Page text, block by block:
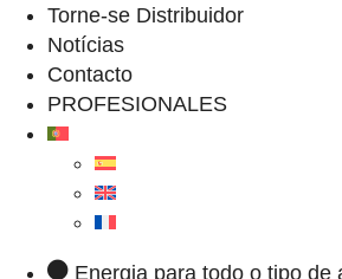
Torne-se Distribuidor
Notícias
Contacto
PROFESIONALES
Energia para todo o tipo de